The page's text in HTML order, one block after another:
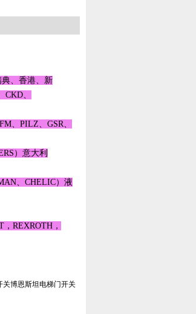
、香港、新
、
、PILZ、GSR、
）意大利
、CHELIC）液
REXROTH，
关博恩斯坦电梯门开关